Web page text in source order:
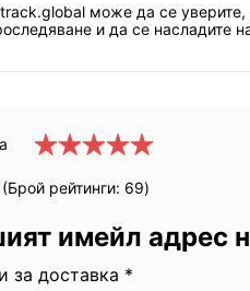
може да се уверите,
и да се насладите
рейтинги: 69)
имейл адрес
за доставка *